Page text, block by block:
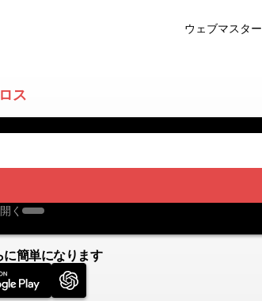
ウェブマスタ
ス
く
簡単になります